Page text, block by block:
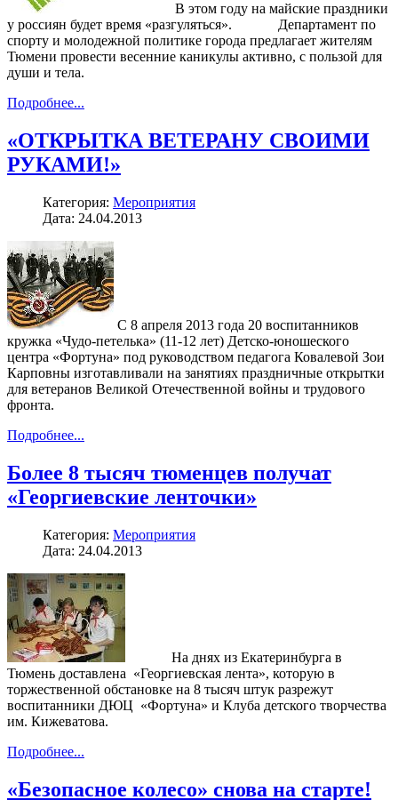
В этом году на майские праздники
у россиян будет время «разгуляться». Департамент по
спорту и молодежной политике города предлагает жителям
Тюмени провести весенние каникулы активно, с пользой для
души и тела.
Подробнее...
«ОТКРЫТКА ВЕТЕРАНУ СВОИМИ
РУКАМИ!»
Категория: Мероприятия
Дата: 24.04.2013
С 8 апреля 2013 года 20 воспитанников
кружка «Чудо-петелька» (11-12 лет) Детско-юношеского
центра «Фортуна» под руководством педагога Ковалевой Зои
Карповны изготавливали на занятиях праздничные открытки
для ветеранов Великой Отечественной войны и трудового
фронта.
Подробнее...
Более 8 тысяч тюменцев получат
«Георгиевские ленточки»
Категория: Мероприятия
Дата: 24.04.2013
На днях из Екатеринбурга в
Тюмень доставлена «Георгиевская лента», которую в
торжественной обстановке на 8 тысяч штук разрежут
воспитанники ДЮЦ «Фортуна» и Клуба детского творчества
им. Кижеватова.
Подробнее...
«Безопасное колесо» снова на старте!